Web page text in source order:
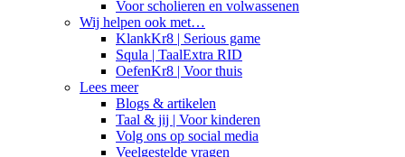
Voor scholieren en volwassenen
Wij helpen ook met…
KlankKr8 | Serious game
Squla | TaalExtra RID
OefenKr8 | Voor thuis
Lees meer
Blogs & artikelen
Taal & jij | Voor kinderen
Volg ons op social media
Veelgestelde vragen